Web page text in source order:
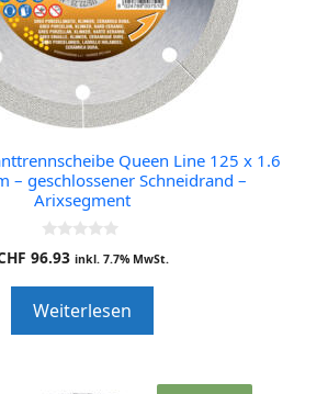
Queen Line 125 x 1.6
– geschlossener Schneidrand –
Arixsegment
0
o
o
f
5
96.93 inkl. 7.7% MwSt.
Weiterlesen